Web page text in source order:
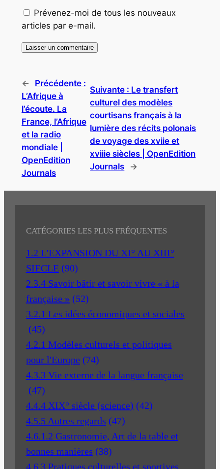
Prévenez-moi de tous les nouveaux
articles par e-mail.
←
Précédente :
L’Afrique à
l’écoute. La
France, l’Afrique
et la radio
mondiale |
OpenEdition
Journals
Suivante : Le transfert
culturel des modèles
courtisans français à la
lumière des récits polonais
de voyage des xviie et
xviiie siècles | OpenEdition
Journals
→
CATÉGORIES LES PLUS FRÉQUENTES
1.2 L'EXPANSION DU XI° AU XIII°
SIECLE (90)
2.3.4 Savoir bâtir et savoir vivre « à la
française » (52)
3.2.1 Les idées économiques et sociales
(45)
4.2.1 Modèles culturels et politiques
pour l'Europe (74)
4.3.3 Vie externe de la langue française
(47)
4.4.4 XIX° siècle (science) (42)
4.5.5 Autres regards (47)
4.6.1.2 Gastronomie, Art de la table et
bonnes manières (38)
4.6.3 Pratiques culturelles et sportives